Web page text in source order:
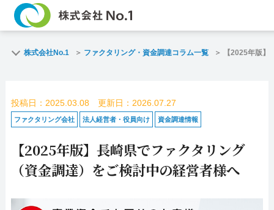
ファクタリ
よくある質問
企業情報 お問い合わせ
名古屋支店HP 福岡支店HP
株式会社No.1 ファクタリング・資金調達コラム一覧 【2025年版
投稿日：2025.03.08 更新日：2026.07.27
ファクタリング会社 法人経営者・役員向け 資金調達情報
【2025年版】長崎県でファクタリング
（資金調達）をご検討中の経営者様へ